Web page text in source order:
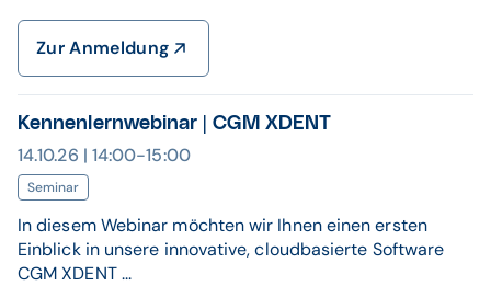
Zur Anmeldung
Kennenlernwebinar | CGM XDENT
14.10.26 | 14:00-15:00
Seminar
In diesem Webinar möchten wir Ihnen einen ersten
Einblick in unsere innovative, cloudbasierte Software
CGM XDENT ...